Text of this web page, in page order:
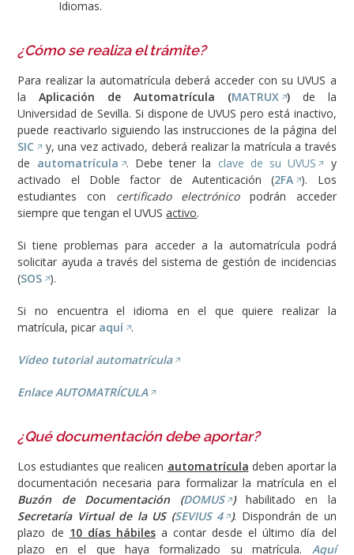
Idiomas.
¿Cómo se realiza el trámite?
Para realizar la automatrícula deberá acceder con su UVUS a
laAplicación de Automatrícula (MATRUX )de la
Universidad de Sevilla. Si dispone de UVUS pero está inactivo,
puede reactivarlo siguiendo las instrucciones de la página del
SIC
y, una vez activado, deberá realizar la matrícula a través
de automatrícula . Debe tener la clave de su UVUS
y
activado el Doble factor de Autenticación (2FA ). Los
estudiantes con certificado electrónicopodrán acceder
siempre que tengan el UVUSactivo.
Si tiene problemas para acceder a la automatrícula podrá
solicitar ayuda a través del sistema de gestión de incidencias
(SOS ).
Si no encuentra el idioma en el que quiere realizar la
matrícula, picar aquí .
Vídeo tutorial automatrícula
Enlace AUTOMATRÍCULA
¿Qué documentación debe aportar?
Los estudiantes que realicen automatrícula deben aportar la
documentación necesaria para formalizar la matrícula en el
Buzón de Documentación (DOMUS ) habilitado en la
Secretaría Virtual de la US (SEVIUS 4 ). Dispondrán de un
plazo de 10 días hábilesa contar desde el último día del
plazo en el que haya formalizado su matrícula. Aquí